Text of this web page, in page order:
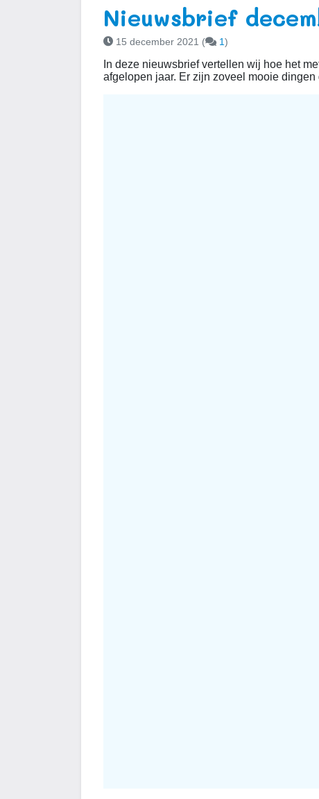
Nieuwsbrief
15 december 2021 ( 1)
In deze nieuwsbrief vertellen wij hoe het
afgelopen jaar. Er zijn zoveel mooie dingen